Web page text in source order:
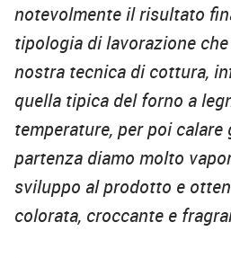
notevolmente il risultato
tipologia di lavorazione
nostra tecnica di cottura,
quella tipica del forno a
temperature, per poi calare
partenza diamo molto
sviluppo al prodotto e
colorata, croccante e